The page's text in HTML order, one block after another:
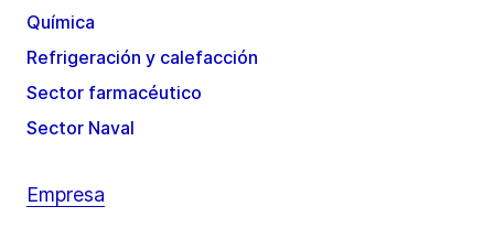
Química
Refrigeración y calefacción
Sector farmacéutico
Sector Naval
Empresa